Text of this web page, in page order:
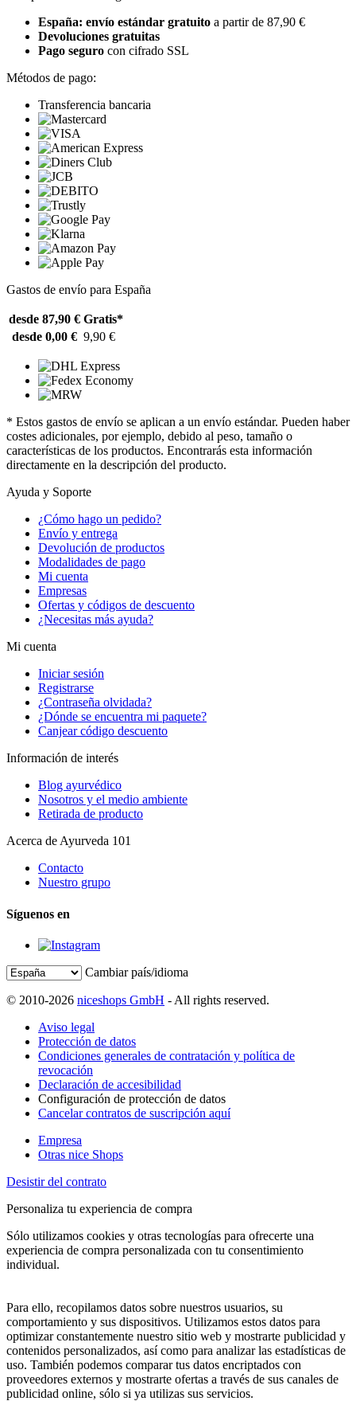
España: envío estándar gratuito a partir de 87,90 €
Devoluciones gratuitas
Pago seguro con cifrado SSL
Métodos de pago:
Transferencia bancaria
Gastos de envío para España
desde 87,90 € Gratis*
desde 0,00 € 9,90 €
* Estos gastos de envío se aplican a un envío estándar. Pueden haber
costes adicionales, por ejemplo, debido al peso, tamaño o
características de los productos. Encontrarás esta información
directamente en la descripción del producto.
Ayuda y Soporte
¿Cómo hago un pedido?
Envío y entrega
Devolución de productos
Modalidades de pago
Mi cuenta
Empresas
Ofertas y códigos de descuento
¿Necesitas más ayuda?
Mi cuenta
Iniciar sesión
Registrarse
¿Contraseña olvidada?
¿Dónde se encuentra mi paquete?
Canjear código descuento
Información de interés
Blog ayurvédico
Nosotros y el medio ambiente
Retirada de producto
Acerca de Ayurveda 101
Contacto
Nuestro grupo
Síguenos en
Cambiar país/idioma
© 2010-2026 niceshops GmbH - All rights reserved.
Aviso legal
Protección de datos
Condiciones generales de contratación y política de
revocación
Declaración de accesibilidad
Configuración de protección de datos
Cancelar contratos de suscripción aquí
Empresa
Otras nice Shops
Desistir del contrato
Personaliza tu experiencia de compra
Sólo utilizamos cookies y otras tecnologías para ofrecerte una
experiencia de compra personalizada con tu consentimiento
individual.
Para ello, recopilamos datos sobre nuestros usuarios, su
comportamiento y sus dispositivos. Utilizamos estos datos para
optimizar constantemente nuestro sitio web y mostrarte publicidad y
contenidos personalizados, así como para analizar las estadísticas de
uso. También podemos comparar tus datos encriptados con
proveedores externos y mostrarte ofertas a través de sus canales de
publicidad online, sólo si ya utilizas sus servicios.